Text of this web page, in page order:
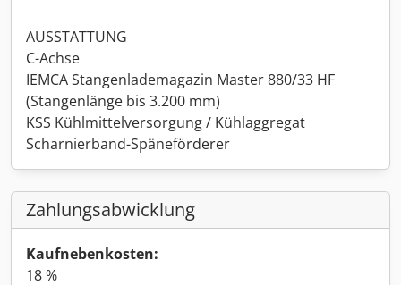
AUSSTATTUNG
C-Achse
IEMCA Stangenlademagazin Master 880/33 HF
(Stangenlänge bis 3.200 mm)
KSS Kühlmittelversorgung / Kühlaggregat
Scharnierband-Späneförderer
Zahlungsabwicklung
Kaufnebenkosten:
18 %